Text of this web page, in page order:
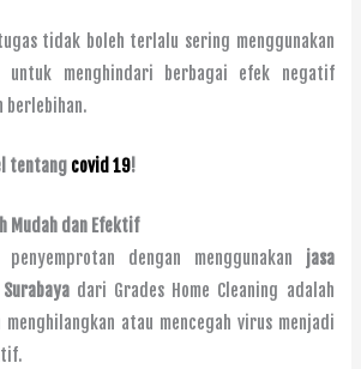
tidak boleh terlalu sering menggunakan
untuk menghindari berbagai efek negatif
berlebihan.
tentang covid 19!
Mudah dan Efektif
penyemprotan dengan menggunakan jasa
dari Grades Home Cleaning adalah
atau mencegah virus menjadi